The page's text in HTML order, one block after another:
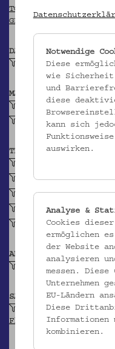
TGN
GEONAMES
DATIERUNG
1914-1915
MATERIAL
Baumwollgarn
TECHNIK
Stickarbeit
Flachstich
Kettenstich
Kreuzstich
ABBILDUNG
Geometrisches Motiv
SAMMLUNG
Stick- und
Flüchtlinge im Ersten
Notwendige
Diese
wie
und
diese
kann sich
auswirken.
Analyse &
Cookies
ermöglichen
der Website
analysieren
messen. Diese
Unternehmen
EU-Ländern
Diese
Informationen
kombinieren.